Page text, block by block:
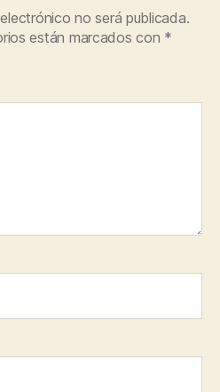
no será publicada.
están marcados con *